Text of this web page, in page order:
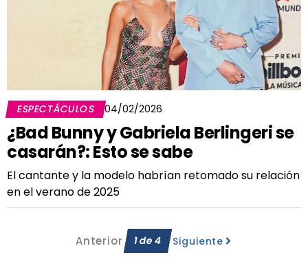
ESPECTÁCULOS 04/02/2026
¿Bad Bunny y Gabriela Berlingeri se
casarán?: Esto se sabe
El cantante y la modelo habrían retomado su relación
en el verano de 2025
Anterior 1de4 Siguiente